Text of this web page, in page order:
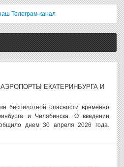
Телеграм-канал
ЕКАТЕРИНБУРГА И
беспилотной опасности временно
и Челябинска. О введении
днем 30 апреля 2026 года.